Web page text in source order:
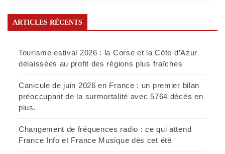
ARTICLES RÉCENTS
Tourisme estival 2026 : la Corse et la Côte d’Azur
délaissées au profit des régions plus fraîches
Canicule de juin 2026 en France : un premier bilan
préoccupant de la surmortalité avec 5764 décès en
plus.
Changement de fréquences radio : ce qui attend
France Info et France Musique dès cet été